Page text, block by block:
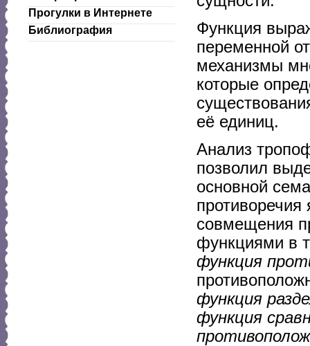
Прогулки в Интернете
Библиография
Функция
переменной
механизмы
которые
её единиц.
Анализ
позволил
основной
противоречия
совмещения
функциями в
функция
функция
функция